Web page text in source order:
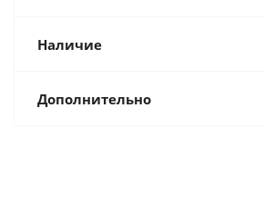
Наличие
Дополнительно